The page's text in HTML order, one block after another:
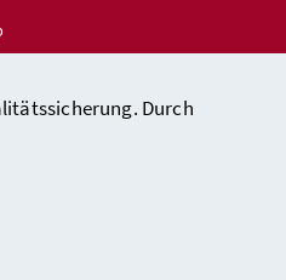
Durch